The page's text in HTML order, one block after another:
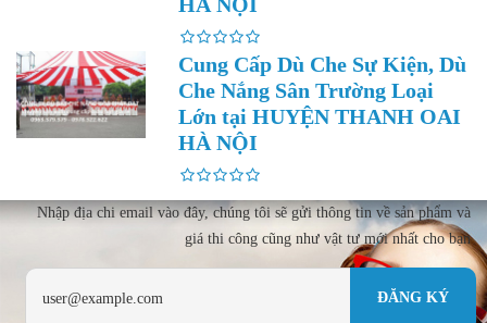
Cung Cấp Dù Che Sự Kiện, Dù
Che Nắng Sân Trường Loại
Lớn tại HUYỆN THANH OAI
HÀ NỘI
Nhập địa chi email vào đây, chúng tôi sẽ gửi thông tin về sản phẩm và
giá thi công cũng như vật tư mới nhất cho bạn